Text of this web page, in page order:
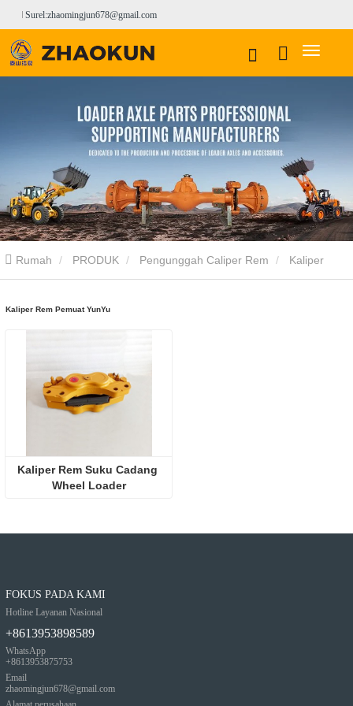
Surel:zhaomingjun678@gmail.com
Rumah PRODUK Pengunggah Caliper Rem
Kaliper Rem Pemuat YunYu
Kaliper Rem Suku Cadang
Wheel Loader
FOKUS PADA KAMI
Hotline Layanan Nasional
+8613953898589
WhatsApp
+8613953875753
Email
zhaomingjun678@gmail.com